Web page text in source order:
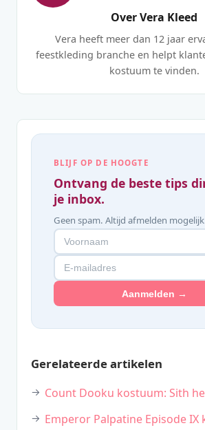
Over Vera Kleed
Vera heeft meer dan 12 jaar
feestkleding branche en helpt
kostuum te vinden.
BLIJF OP DE HOOGTE
Ontvang de beste tips
je inbox.
Geen spam. Altijd afmelden
Aanmelden →
Gerelateerde artikelen
Count Dooku kostuum: Sith
Emperor Palpatine Episode IX